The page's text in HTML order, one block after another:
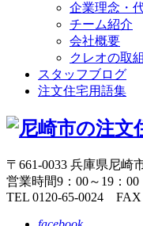
企業理念・
チーム紹介
会社概要
クレオの取
スタッフブログ
注文住宅用語集
〒661-0033 兵庫県尼崎
営業時間9：00～19：00
TEL 0120-65-0024 FAX